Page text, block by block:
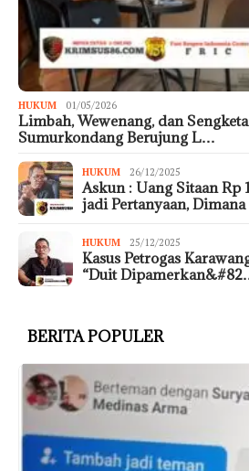
HUKUM 01/05/2026
Limbah, Wewenang, dan
Sumurkondang Berujung L…
HUKUM 26/12/2025
Askun : Uang Sitaan Rp
jadi Pertanyaan,
HUKUM 25/12/2025
Kasus Petrogas
“Duit
BERITA POPULER